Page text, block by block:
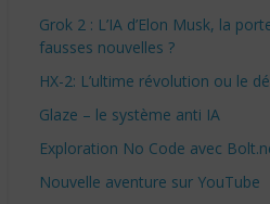
Grok 2 : L’IA d’Elon Musk, la
fausses nouvelles ?
HX-2: L’ultime révolution ou le
Glaze – le système anti IA
Exploration No Code avec
Nouvelle aventure sur YouTube